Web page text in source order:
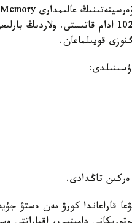
تيىمدىلىگىن باعالادى. وعان جاسى 59-دان اسقان 102
قويىلماعان.
ەركىن تاڭدادى.
قاراعاندا كورۋ مەن ەستۋ